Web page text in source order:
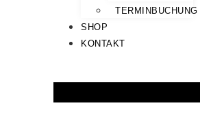
TERMINBUCHUNG
SHOP
KONTAKT